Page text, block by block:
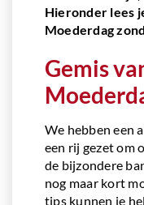
Hieronder lees
Moederdag
Gemis
We hebben een
een rij gezet om
de bijzondere
nog maar kort
tips kunnen je